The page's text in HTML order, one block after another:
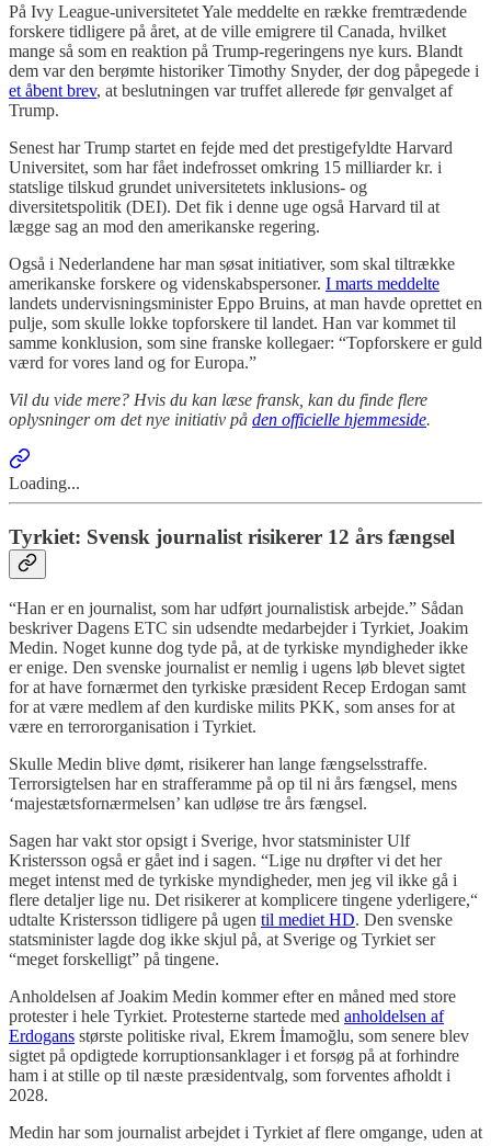
På Ivy League-universitetet Yale meddelte en række fremtrædende
forskere tidligere på året, at de ville emigrere til Canada, hvilket
mange så som en reaktion på Trump-regeringens nye kurs. Blandt
dem var den berømte historiker Timothy Snyder, der dog påpegede i
et åbent brev, at beslutningen var truffet allerede før genvalget af
Trump.
Senest har Trump startet en fejde med det prestigefyldte Harvard
Universitet, som har fået indefrosset omkring 15 milliarder kr. i
statslige tilskud grundet universitetets inklusions- og
diversitetspolitik (DEI). Det fik i denne uge også Harvard til at
lægge sag an mod den amerikanske regering.
Også i Nederlandene har man søsat initiativer, som skal tiltrække
amerikanske forskere og videnskabspersoner. I marts meddelte
landets undervisningsminister Eppo Bruins, at man havde oprettet en
pulje, som skulle lokke topforskere til landet. Han var kommet til
samme konklusion, som sine franske kollegaer: “Topforskere er guld
værd for vores land og for Europa.”
Vil du vide mere? Hvis du kan læse fransk, kan du finde flere
oplysninger om det nye initiativ på den officielle hjemmeside.
Loading...
Tyrkiet: Svensk journalist risikerer 12 års fængsel
“Han er en journalist, som har udført journalistisk arbejde.” Sådan
beskriver Dagens ETC sin udsendte medarbejder i Tyrkiet, Joakim
Medin. Noget kunne dog tyde på, at de tyrkiske myndigheder ikke
er enige. Den svenske journalist er nemlig i ugens løb blevet sigtet
for at have fornærmet den tyrkiske præsident Recep Erdogan samt
for at være medlem af den kurdiske milits PKK, som anses for at
være en terrororganisation i Tyrkiet.
Skulle Medin blive dømt, risikerer han lange fængselsstraffe.
Terrorsigtelsen har en strafferamme på op til ni års fængsel, mens
‘majestætsfornærmelsen’ kan udløse tre års fængsel.
Sagen har vakt stor opsigt i Sverige, hvor statsminister Ulf
Kristersson også er gået ind i sagen. “Lige nu drøfter vi det her
meget intenst med de tyrkiske myndigheder, men jeg vil ikke gå i
flere detaljer lige nu. Det risikerer at komplicere tingene yderligere,“
udtalte Kristersson tidligere på ugen til mediet HD. Den svenske
statsminister lagde dog ikke skjul på, at Sverige og Tyrkiet ser
“meget forskelligt” på tingene.
Anholdelsen af Joakim Medin kommer efter en måned med store
protester i hele Tyrkiet. Protesterne startede med anholdelsen af
Erdogans største politiske rival, Ekrem İmamoğlu, som senere blev
sigtet på opdigtede korruptionsanklager i et forsøg på at forhindre
ham i at stille op til næste præsidentvalg, som forventes afholdt i
2028.
Medin har som journalist arbejdet i Tyrkiet af flere omgange, uden at